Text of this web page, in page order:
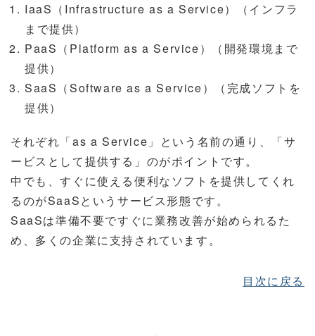
IaaS（Infrastructure as a Service）（インフラ
まで提供）
PaaS（Platform as a Service）（開発環境まで
提供）
SaaS（Software as a Service）（完成ソフトを
提供）
それぞれ「as a Service」という名前の通り、「サ
ービスとして提供する」のがポイントです。
中でも、すぐに使える便利なソフトを提供してくれ
るのがSaaSというサービス形態です。
SaaSは準備不要ですぐに業務改善が始められるた
め、多くの企業に支持されています。
目次に戻る